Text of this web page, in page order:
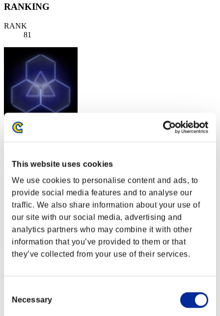
This website uses cookies
We use cookies to personalise content and ads, to
provide social media features and to analyse our
traffic. We also share information about your use of
our site with our social media, advertising and
analytics partners who may combine it with other
information that you’ve provided to them or that
they’ve collected from your use of their services.
Selection
Necessary
RANKING
RANK
81
スコア: -
82
RANK